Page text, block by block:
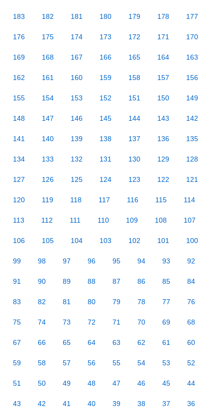
183 182 181 180 179 178 177
176 175 174 173 172 171 170
169 168 167 166 165 164 163
162 161 160 159 158 157 156
155 154 153 152 151 150 149
148 147 146 145 144 143 142
141 140 139 138 137 136 135
134 133 132 131 130 129 128
127 126 125 124 123 122 121
120 119 118 117 116 115 114
113 112 111 110 109 108 107
106 105 104 103 102 101 100
99 98 97 96 95 94 93 92
91 90 89 88 87 86 85 84
83 82 81 80 79 78 77 76
75 74 73 72 71 70 69 68
67 66 65 64 63 62 61 60
59 58 57 56 55 54 53 52
51 50 49 48 47 46 45 44
43 42 41 40 39 38 37 36